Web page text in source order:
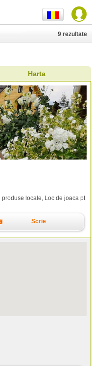
Harta
9 rezultate
produse locale, Loc de joaca pt
Scrie